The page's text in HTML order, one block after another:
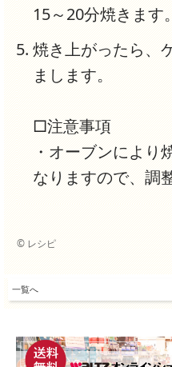
15～20分焼きます。
焼き上がったら、
まします。
□注意事項
・オーブンにより
なりますので、調
© レシピ
一覧へ